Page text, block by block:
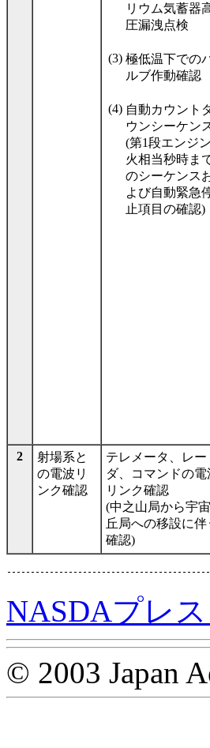
リウム気蓄器
圧漏洩点検
(3) 極低温下での
ルブ作動確認
(4) 自動カウント
ウンシーケン
(第1段エンジ
火相当秒時ま
のシーケンス
よび自動緊急
止項目の確認)
2
射場系と
の電波リ
ンク確認
テレメータ、レー
ダ、コマンドの電
リンク確認
(中之山局から宇
丘局への移設に伴
確認)
NASDAプレ
© 2003 Japan